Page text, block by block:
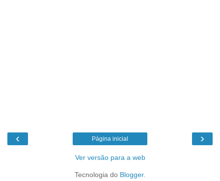
‹ ›
Página inicial
Ver versão para a web
Tecnologia do Blogger.